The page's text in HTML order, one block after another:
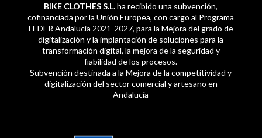
BIKE CLOTHES S.L.ha recibido una subvención,
cofinanciada por la Unión Europea, con cargo al Programa
FEDER Andalucía 2021-2027, para la Mejora del grado de
digitalización y la implantación de soluciones para la
transformación digital, la mejora de la seguridad y
fiabilidad de los procesos.
Subvención destinada a la Mejora de la competitividad y
digitalización del sector comercial y artesano en
Andalucía